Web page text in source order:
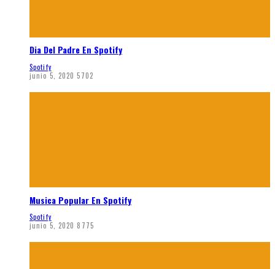
Dia Del Padre En Spotify
Spotify
junio 5, 2020 5702
Musica Popular En Spotify
Spotify
junio 5, 2020 8775